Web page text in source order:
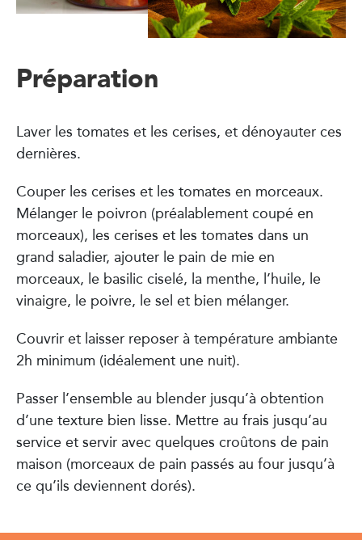
Préparation
Laver les tomates et les cerises, et dénoyauter ces
dernières.
Couper les cerises et les tomates en morceaux.
Mélanger le poivron (préalablement coupé en
morceaux), les cerises et les tomates dans un
grand saladier, ajouter le pain de mie en
morceaux, le basilic ciselé, la menthe, l’huile, le
vinaigre, le poivre, le sel et bien mélanger.
Couvrir et laisser reposer à température ambiante
2h minimum (idéalement une nuit).
Passer l’ensemble au blender jusqu’à obtention
d’une texture bien lisse. Mettre au frais jusqu’au
service et servir avec quelques croûtons de pain
maison (morceaux de pain passés au four jusqu’à
ce qu’ils deviennent dorés).